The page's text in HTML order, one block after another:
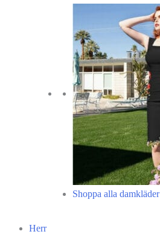
Shoppa alla damkläder
Herr